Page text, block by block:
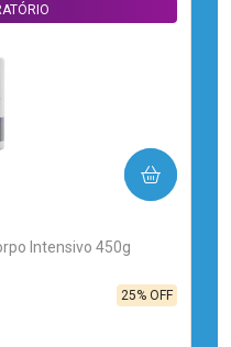
Intensivo 450g
25% OFF
COMPRAR